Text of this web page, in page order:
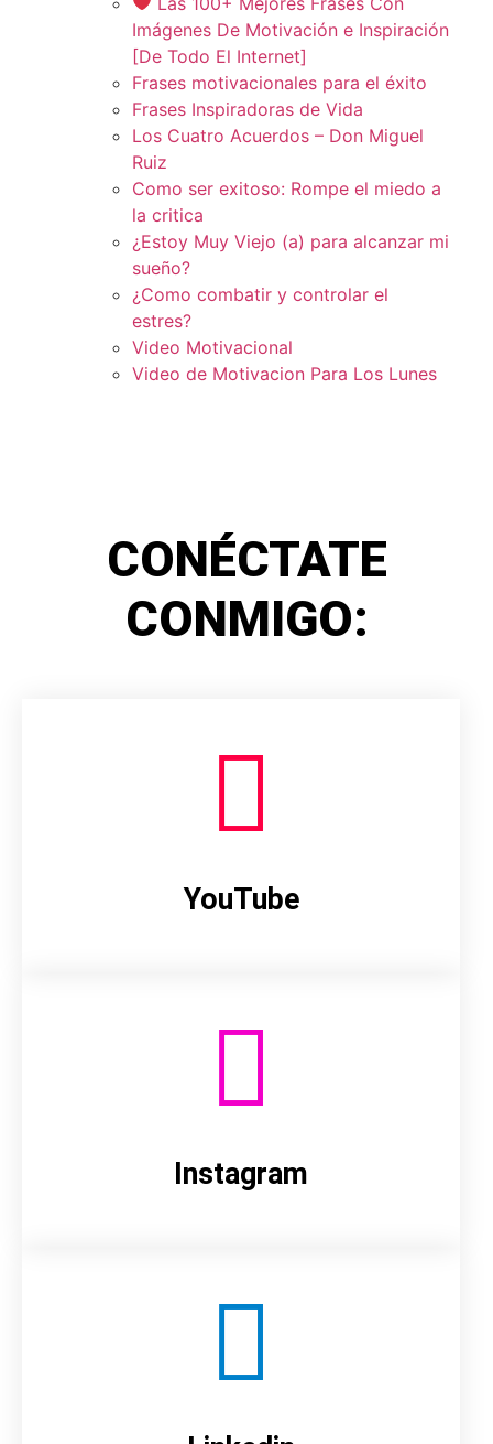
Imágenes De Motivación e Inspiración
[De Todo El Internet]
Frases motivacionales para el éxito
Frases Inspiradoras de Vida
Los Cuatro Acuerdos – Don Miguel
Ruiz
Como ser exitoso: Rompe el miedo a
la critica
¿Estoy Muy Viejo (a) para alcanzar mi
sueño?
¿Como combatir y controlar el
estres?
Video Motivacional
Video de Motivacion Para Los Lunes
CONÉCTATE
CONMIGO:
YouTube
Instagram